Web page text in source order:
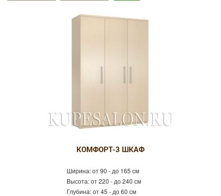
5-дверные
КОМФОРТ-3 ШКАФ
Ширина:от 90 - до 165 см
Высота:от 220 - до 240 см
Глубина:от 45 - до 60 см